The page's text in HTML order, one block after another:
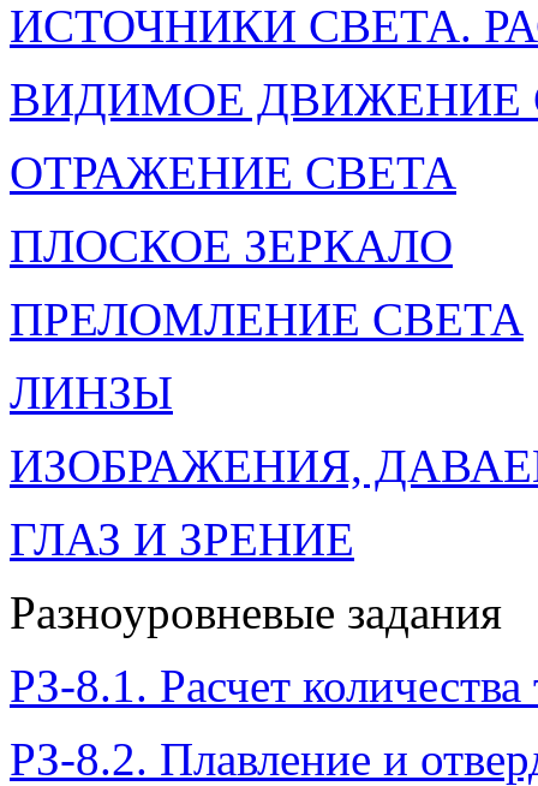
ИСТОЧНИКИ СВЕТА.
ВИДИМОЕ ДВИЖЕНИЕ
ОТРАЖЕНИЕ СВЕТА
ПЛОСКОЕ ЗЕРКАЛО
ПРЕЛОМЛЕНИЕ СВЕТА
ЛИНЗЫ
ИЗОБРАЖЕНИЯ,
ГЛАЗ И ЗРЕНИЕ
Разноуровневые задания
РЗ-8.1. Расчет
РЗ-8.2. Плавление и